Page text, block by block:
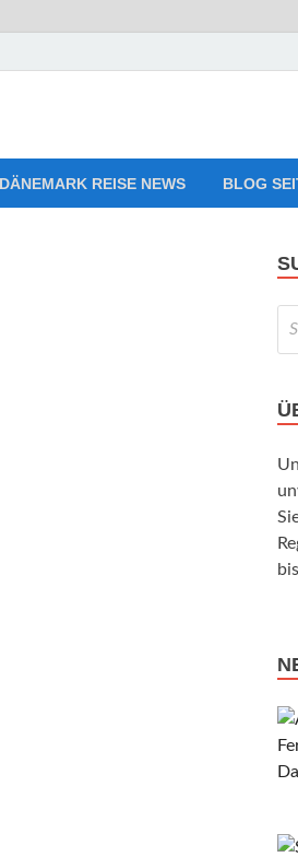
Music
DÄNEMARK REISE NEWS BLOG